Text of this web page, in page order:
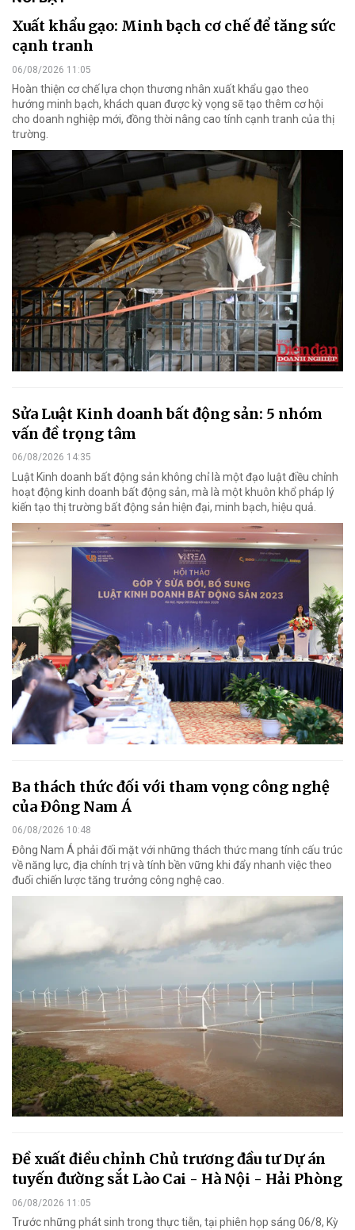
Xuất khẩu gạo: Minh bạch cơ chế để tăng sức
cạnh tranh
06/08/2026 11:05
Hoàn thiện cơ chế lựa chọn thương nhân xuất khẩu gạo theo
hướng minh bạch, khách quan được kỳ vọng sẽ tạo thêm cơ hội
cho doanh nghiệp mới, đồng thời nâng cao tính cạnh tranh của thị
trường.
Sửa Luật Kinh doanh bất động sản: 5 nhóm
vấn đề trọng tâm
06/08/2026 14:35
Luật Kinh doanh bất động sản không chỉ là một đạo luật điều chỉnh
hoạt động kinh doanh bất động sản, mà là một khuôn khổ pháp lý
kiến tạo thị trường bất động sản hiện đại, minh bạch, hiệu quả.
Ba thách thức đối với tham vọng công nghệ
của Đông Nam Á
06/08/2026 10:48
Đông Nam Á phải đối mặt với những thách thức mang tính cấu trúc
về năng lực, địa chính trị và tính bền vững khi đẩy nhanh việc theo
đuổi chiến lược tăng trưởng công nghệ cao.
Đề xuất điều chỉnh Chủ trương đầu tư Dự án
tuyến đường sắt Lào Cai - Hà Nội - Hải Phòng
06/08/2026 11:05
Trước những phát sinh trong thực tiễn, tại phiên họp sáng 06/8, Kỳ